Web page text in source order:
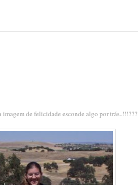
imagem de felicidade esconde algo por trás..!!!???